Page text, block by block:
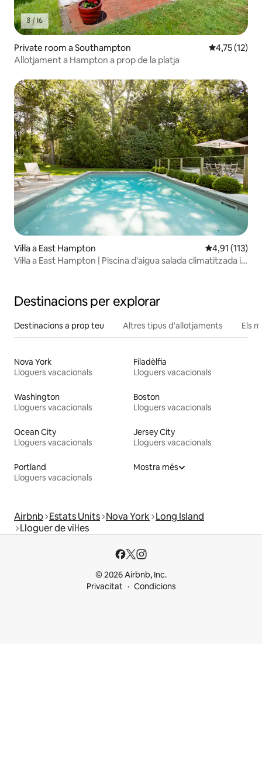
Private room a Southampton 4,75 de
4,75 (12)
Allotjament a Hampton a prop de la platja
Vil·la a East Hampton 4,91 de
4,91 (113)
Vil·la a East Hampton | Piscina d'aigua salada climatitzada i
Destinacions per explorar
Destinacions a prop teu Altres tipus d'allotjaments Els
Nova York
Lloguers vacacionals
Filadèlfia
Lloguers vacacionals
Washington
Lloguers vacacionals
Boston
Lloguers vacacionals
Ocean City
Lloguers vacacionals
Jersey City
Lloguers vacacionals
Portland
Lloguers vacacionals
Mostra més
Airbnb Estats Units Nova York Long Island
Lloguer de vil·les
© 2026 Airbnb, Inc.
Privacitat
Condicions